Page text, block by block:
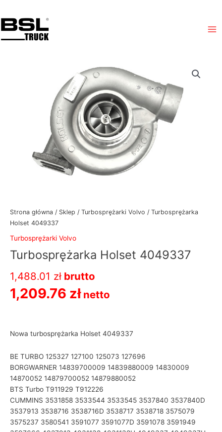
treści
Strona główna / Sklep / Turbosprężarki Volvo / Turbosprężarka
Holset 4049337
Turbosprężarki Volvo
Turbosprężarka Holset 4049337
1,488.01 zł brutto
1,209.76 zł netto
Nowa turbosprężarka Holset 4049337
BE TURBO 125327 127100 125073 127696
BORGWARNER 14839700009 14839880009 14830009
14870052 14879700052 14879880052
BTS Turbo T911929 T912226
CUMMINS 3531858 3533544 3533545 3537840 3537840D
3537913 3538716 3538716D 3538717 3538718 3575079
3575237 3580541 3591077 3591077D 3591078 3591949